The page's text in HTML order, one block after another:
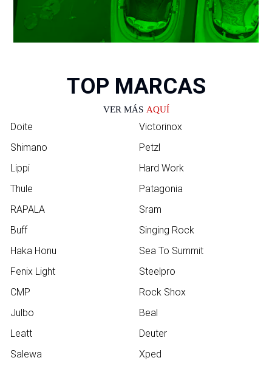
TOP MARCAS
VER MÁS AQUÍ
Doite
Victorinox
Shimano
Petzl
Lippi
Hard Work
Thule
Patagonia
RAPALA
Sram
Buff
Singing Rock
Haka Honu
Sea To Summit
Fenix Light
Steelpro
CMP
Rock Shox
Julbo
Beal
Leatt
Deuter
Salewa
Xped